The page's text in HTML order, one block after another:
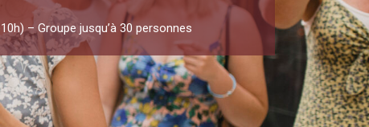
– Groupe jusqu’à 30 personnes